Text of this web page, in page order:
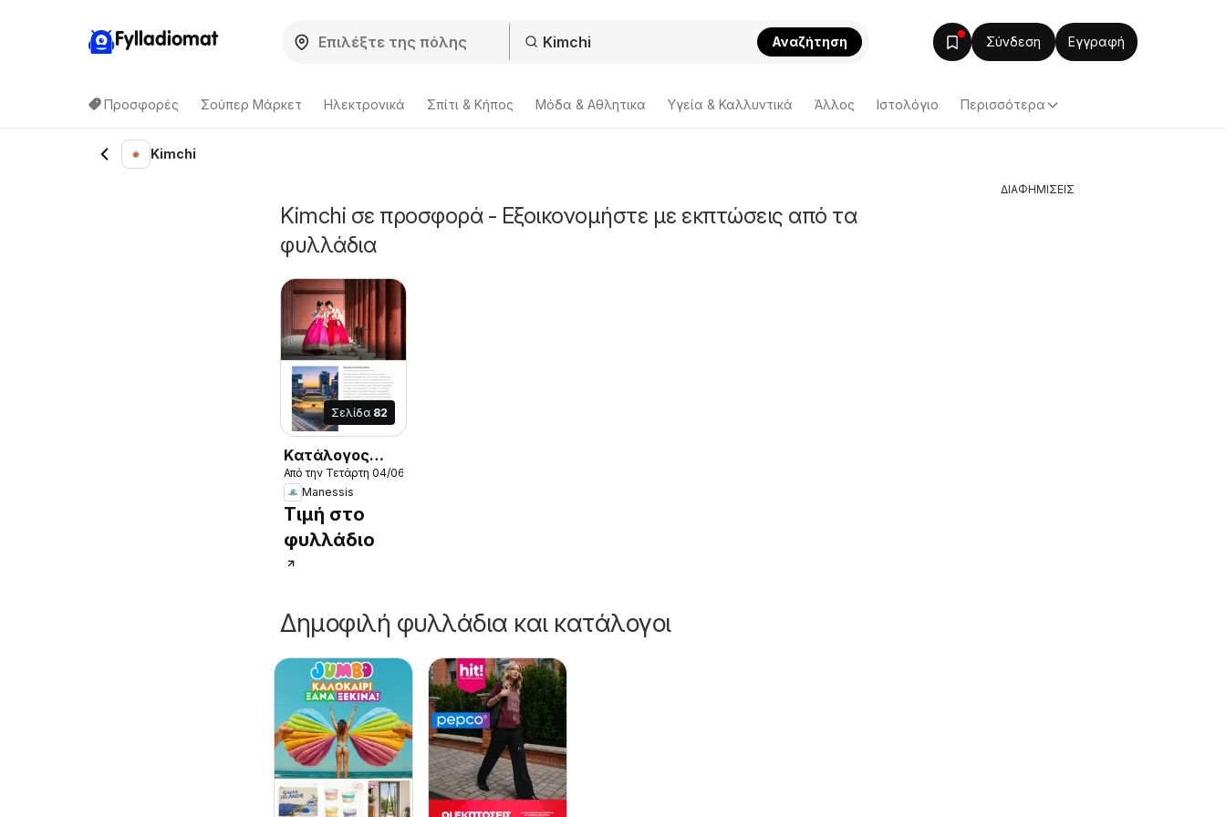
Fylladiomat Αναζήτηση Σύνδεση Εγγραφή
Προσφορές Σούπερ Μάρκετ Hλεκτρονικά Σπίτι & Κήπος Μόδα & Aθλητικα Υγεία & Καλλυντικά Άλλος Ιστολόγιο Περισσότερα
Kimchi
Kimchi σε προσφορά - Εξοικονομήστε με εκπτώσεις από τα
φυλλάδια
Σελίδα 82
Kατάλογος
Καλοκαιρι -
Φθινοπωρο
2025
Από την Τετάρτη 04/06/2025
Manessis
Τιμή στο
φυλλάδιο
Δημοφιλή φυλλάδια και κατάλογοι
ΔΙΑΦΗΜΙΣΕΙΣ